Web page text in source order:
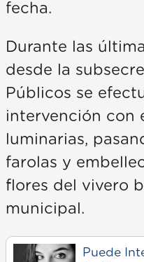
fecha.
Durante las
desde la
Públicos se
intervención con
luminarias,
farolas y
flores del vivero
municipal.
Puede